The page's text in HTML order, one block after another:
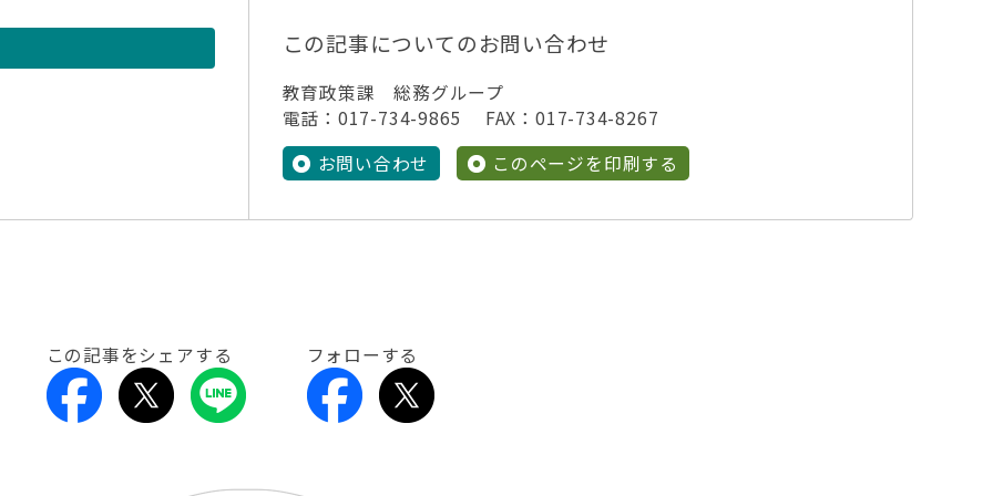
この記事についてのお問い合わせ
教育政策課 総務グループ
電話：017-734-9865 FAX：017-734-8267
お問い合わせ
このページを印刷する
この記事をシェアする フォローする